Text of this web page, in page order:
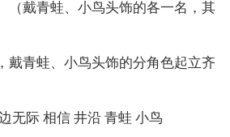
戴青蛙、小鸟头饰的各一名，其
青蛙、小鸟头饰的分角色起立齐
际 相信 井沿 青蛙 小鸟